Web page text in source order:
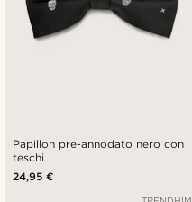
Papillon pre-annodato nero con
teschi
24,95 €